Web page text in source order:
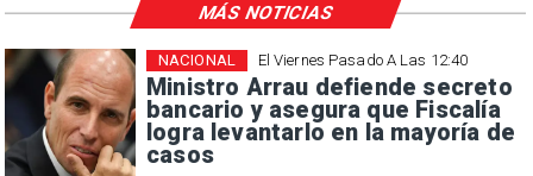
El Viernes Pasado A Las 12:40
Ministro Arrau defiende secreto
bancario y asegura que Fiscalía
logra levantarlo en la mayoría de
casos
NACIONAL
MÁS NOTICIAS